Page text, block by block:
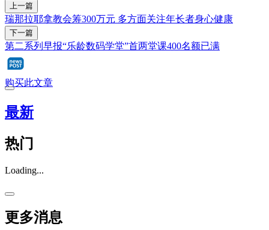
上一篇
瑞那拉耶拿教会筹300万元 多方面关注年长者身心健康
下一篇
第二系列早报“乐龄数码学堂”首两堂课400名额已满
购买此文章
最新
热门
Loading...
更多消息